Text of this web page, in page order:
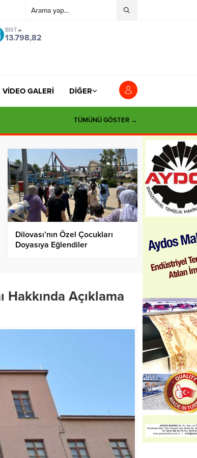
BIST
13.798,82
VİDEO GALERİ DİĞER
TÜMÜNÜ GÖSTER →
Dilovası’nın Özel Çocukları
Doyasıya Eğlendiler
Hakkında Açıklama